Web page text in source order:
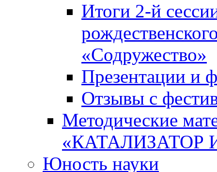
Итоги 2-й
«Содружество»
Презентации и
Отзывы с
Методические
«КАТАЛИЗАТОР
Юность науки